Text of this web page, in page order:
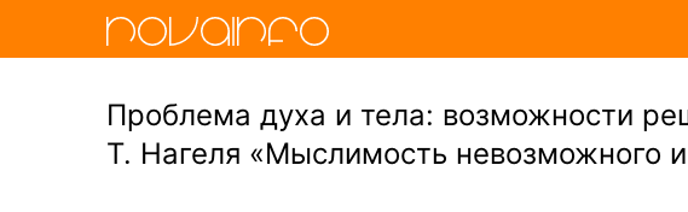
Проблема духа и тела: возможности
Т. Нагеля «Мыслимость невозможного